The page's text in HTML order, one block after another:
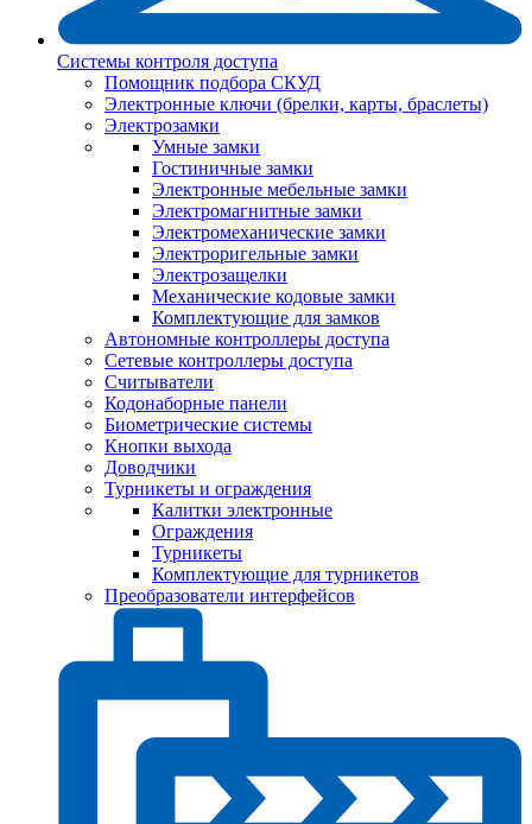
Системы контроля доступа
Помощник подбора СКУД
Электронные ключи (брелки, карты, браслеты)
Электрозамки
Умные замки
Гостиничные замки
Электронные мебельные замки
Электромагнитные замки
Электромеханические замки
Электроригельные замки
Электрозащелки
Механические кодовые замки
Комплектующие для замков
Автономные контроллеры доступа
Сетевые контроллеры доступа
Считыватели
Кодонаборные панели
Биометрические системы
Кнопки выхода
Доводчики
Турникеты и ограждения
Калитки электронные
Ограждения
Турникеты
Комплектующие для турникетов
Преобразователи интерфейсов